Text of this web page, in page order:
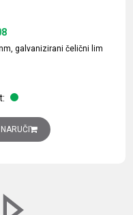
galvanizirani čelični lim
ploča V1000xŠ800mm,
NARUČI